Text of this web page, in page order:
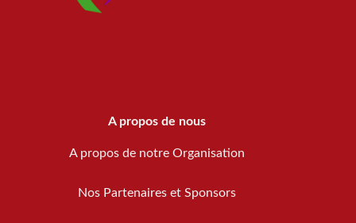
A propos de nous
A propos de notre Organisation
Nos Partenaires et Sponsors